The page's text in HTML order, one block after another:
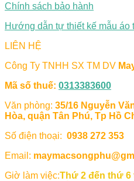
Chính sách bảo hành
Hướng dẫn tự thiết kế mẫu áo
LIÊN HỆ
Công Ty TNHH SX TM DV
Mã số thuế: 0313383600
Văn phòng: 35/16 Nguyễn
Hòa, quận Tân Phú, Tp Hồ
Số điện thoại: 0938 272 353
Email:
Giờ làm việc:Thứ 2 đến thứ 6